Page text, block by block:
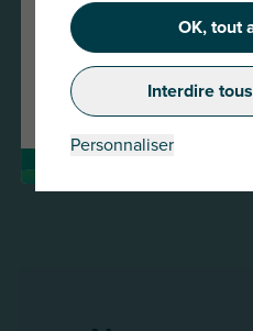
16 MAR 2026
Replay webinaire Flash
Orient
Lire la suite
Changer
OK, tout
Interdire
Personnaliser